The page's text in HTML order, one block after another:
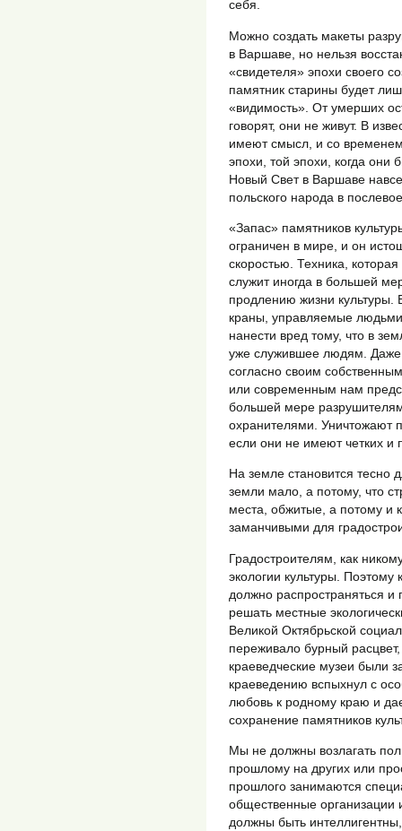
себя.
Можно создать макеты
в Варшаве, но нельзя
«свидетеля» эпохи своего
памятник старины будет
«видимость». От умерших
говорят, они не живут. В
имеют смысл, и со
эпохи, той эпохи, когда
Новый Свет в Варшаве
польского народа в
«Запас» памятников
ограничен в мире, и он
скоростью. Техника,
служит иногда в большей
продлению жизни культуры.
краны, управляемые
нанести вред тому, что в
уже служившее людям.
согласно своим
или современным нам
большей мере
охранителями. Уничтожают
если они не имеют четких и
На земле становится тесно
земли мало, а потому, что
места, обжитые, а потому и
заманчивыми для
Градостроителям, как
экологии культуры.
должно распространяться и
решать местные
Великой Октябрьской
переживало бурный
краеведческие музеи были
краеведению вспыхнул с
любовь к родному краю и
сохранение памятников
Мы не должны возлагать
прошлому на других или
прошлого занимаются
общественные
должны быть